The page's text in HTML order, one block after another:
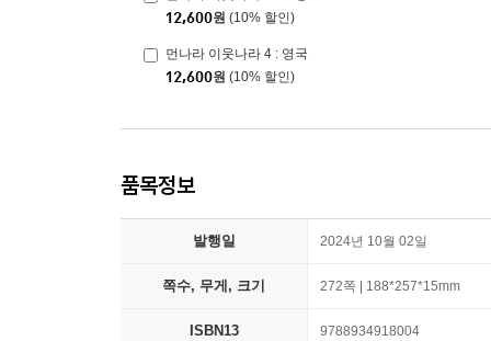
12,600원 (10% 할인)
먼나라 이웃나라 4 : 영국
12,600원 (10% 할인)
품목정보
발행일 2024년 10월 02일
쪽수, 무게, 크기 272쪽 | 188*257*15mm
ISBN13 9788934918004